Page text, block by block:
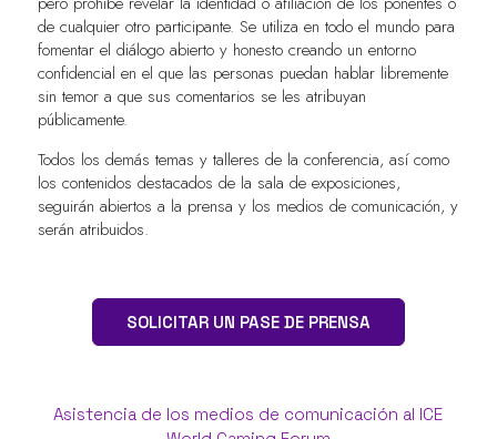
de cualquier otro participante. Se utiliza en todo el mundo para
fomentar el diálogo abierto y honesto creando un entorno
confidencial en el que las personas puedan hablar libremente
sin temor a que sus comentarios se les atribuyan
públicamente.
Todos los demás temas y talleres de la conferencia, así como
los contenidos destacados de la sala de exposiciones,
seguirán abiertos a la prensa y los medios de comunicación, y
serán atribuidos.
SOLICITAR UN PASE DE PRENSA
Asistencia de los medios de comunicación al ICE